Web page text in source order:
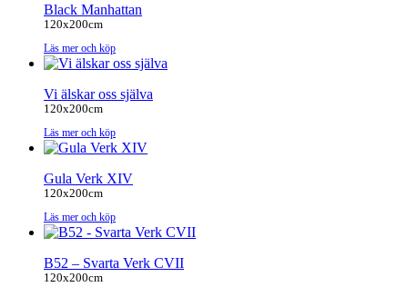
Black Manhattan
120x200cm
Läs mer och köp
Vi älskar oss själva
120x200cm
Läs mer och köp
Gula Verk XIV
120x200cm
Läs mer och köp
B52 – Svarta Verk CVII
120x200cm